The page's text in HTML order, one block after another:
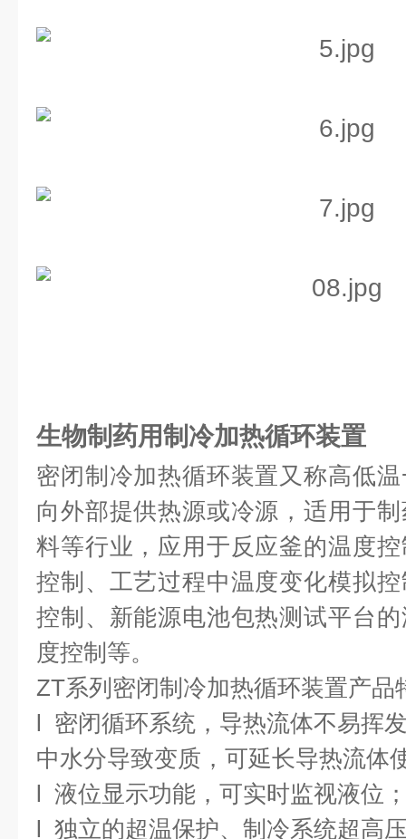
生物制药用制冷加热循环装置
密闭制冷加热循环装置又称高低
向外部提供热源或冷源，适用于
料等行业，应用于反应釜的温度
控制、工艺过程中温度变化模拟
控制、新能源电池包热测试平台
度控制等。
ZT系列密闭制冷加热循环装置产品
l 密闭循环系统，导热流体不易挥
中水分导致变质，可延长导热流体
l 液位显示功能，可实时监视液位
l 独立的超温保护、制冷系统超高